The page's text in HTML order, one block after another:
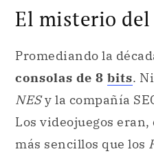
El misterio del
Promediando la
consolas de 8 bits.
NESy la compañía
Los videojuegos
más sencillos que los